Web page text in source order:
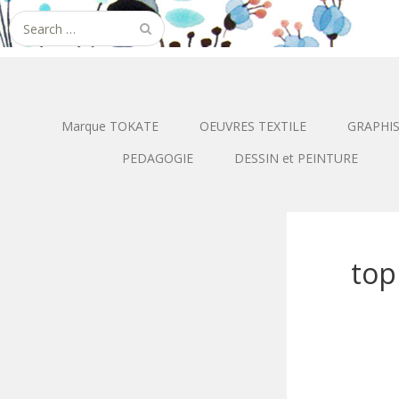
Search
for:
Marque TOKATE OEUVRES TEXTILE
PEDAGOGIE
DESSIN et PEINTURE